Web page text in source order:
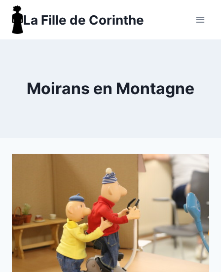
Aller
contenu
La Fille de Corinthe
Moirans en Montagne